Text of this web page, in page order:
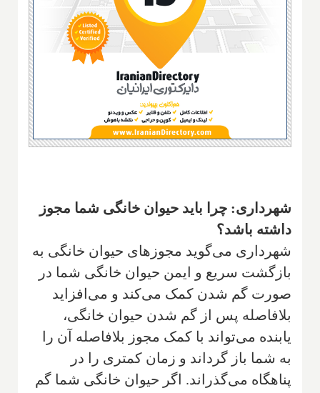
شهرداری: چرا باید حیوان خانگی شما مجوز
داشته باشد؟
شهرداری می‌گوید مجوزهای حیوان خانگی به
بازگشت سریع و ایمن حیوان خانگی شما در
صورت گم شدن کمک می‌کند و می‌افزاید
بلافاصله پس از گم شدن حیوان خانگی،
یابنده می‌تواند با کمک مجوز بلافاصله آن را
به شما باز گرداند و زمان کمتری را در
پناهگاه می‌گذراند. اگر حیوان خانگی شما گم